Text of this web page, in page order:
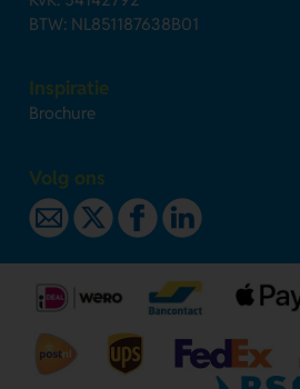
BTW: NL851187638B01
Inspiratie
Brochure
Volg ons